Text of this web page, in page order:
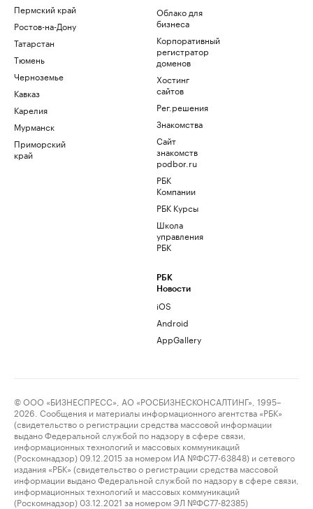
Пермский край
Ростов-на-Дону
Татарстан
Тюмень
Черноземье
Кавказ
Карелия
Мурманск
Приморский
край
Облако для
бизнеса
Корпоративный
регистратор
доменов
Хостинг
сайтов
Рег.решения
Знакомства
Сайт
знакомств
podbor.ru
РБК
Компании
РБК Курсы
Школа
управления
РБК
РБК
Новости
iOS
Android
AppGallery
© ООО «БИЗНЕСПРЕСС», АО «РОСБИЗНЕСКОНСАЛТИНГ», 1995–
2026. Сообщения и материалы информационного агентства «РБК»
(свидетельство о регистрации средства массовой информации
выдано Федеральной службой по надзору в сфере связи,
информационных технологий и массовых коммуникаций
(Роскомнадзор) 09.12.2015 за номером ИА №ФС77-63848) и сетевого
издания «РБК» (свидетельство о регистрации средства массовой
информации выдано Федеральной службой по надзору в сфере связи,
информационных технологий и массовых коммуникаций
(Роскомнадзор) 03.12.2021 за номером ЭЛ №ФС77-82385)